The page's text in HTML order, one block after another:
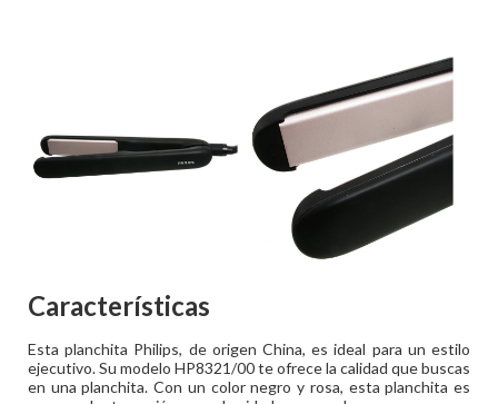
Características
Esta planchita Philips, de origen China, es ideal para un estilo
ejecutivo. Su modelo HP8321/00 te ofrece la calidad que buscas
en una planchita. Con un color negro y rosa, esta planchita es